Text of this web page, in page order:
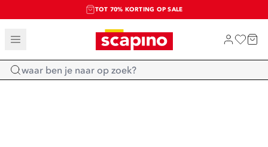
TOT 70% KORTING OP SALE
SALE: LAATSTE KANS!
SHOP NIEUW
Home